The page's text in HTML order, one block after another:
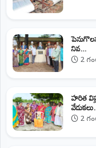
నివ...
2
హరిత
2